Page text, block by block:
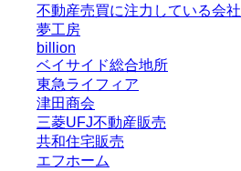
不動産売買に注力している会社
夢工房
billion
ベイサイド総合地所
東急ライフィア
津田商会
三菱UFJ不動産販売
共和住宅販売
エフホーム